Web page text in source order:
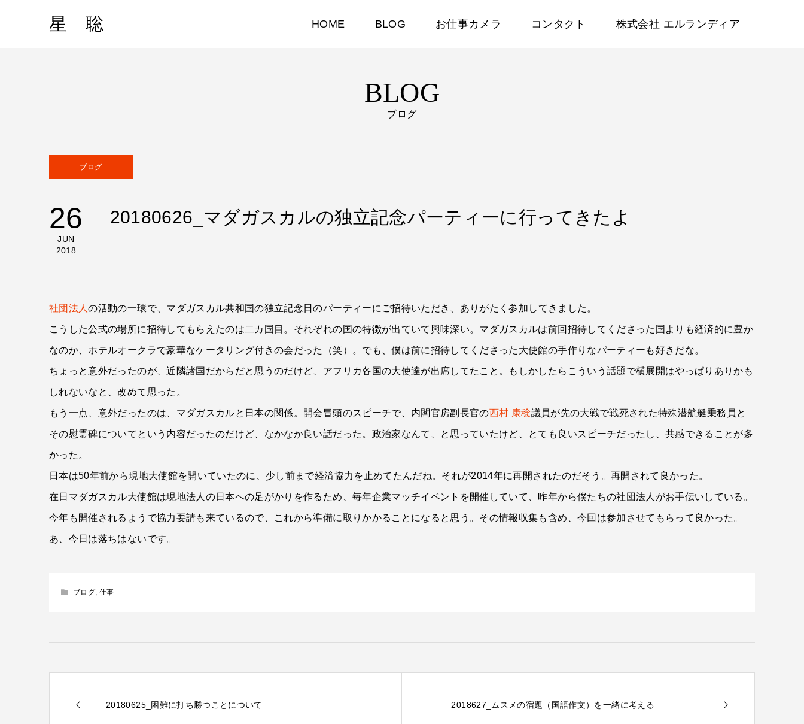
星 聡 HOME BLOG お仕事カメラ コンタクト 株式会社 エルランディア
BLOG
ブログ
ブログ
26
JUN
2018
20180626_マダガスカルの独立記念パーティーに行ってきたよ
社団法人の活動の一環で、マダガスカル共和国の独立記念日のパーティーにご招待いただき、ありがたく参加してきました。
こうした公式の場所に招待してもらえたのは二カ国目。それぞれの国の特徴が出ていて興味深い。マダガスカルは前回招待してくださった国よりも経済的に豊か
なのか、ホテルオークラで豪華なケータリング付きの会だった（笑）。でも、僕は前に招待してくださった大使館の手作りなパーティーも好きだな。
ちょっと意外だったのが、近隣諸国だからだと思うのだけど、アフリカ各国の大使達が出席してたこと。もしかしたらこういう話題で横展開はやっぱりありかも
しれないなと、改めて思った。
もう一点、意外だったのは、マダガスカルと日本の関係。開会冒頭のスピーチで、内閣官房副長官の西村 康稔議員が先の大戦で戦死された特殊潜航艇乗務員と
その慰霊碑についてという内容だったのだけど、なかなか良い話だった。政治家なんて、と思っていたけど、とても良いスピーチだったし、共感できることが多
かった。
日本は50年前から現地大使館を開いていたのに、少し前まで経済協力を止めてたんだね。それが2014年に再開されたのだそう。再開されて良かった。
在日マダガスカル大使館は現地法人の日本への足がかりを作るため、毎年企業マッチイベントを開催していて、昨年から僕たちの社団法人がお手伝いしている。
今年も開催されるようで協力要請も来ているので、これから準備に取りかかることになると思う。その情報収集も含め、今回は参加させてもらって良かった。
あ、今日は落ちはないです。
ブログ, 仕事
20180625_困難に打ち勝つことについて 2018627_ムスメの宿題（国語作文）を一緒に考える